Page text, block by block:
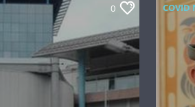
0 COVID